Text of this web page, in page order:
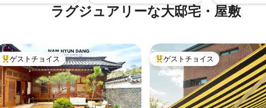
で快適に過ごすことができます
はカフェ、レストラン、コンビニ
です。活気あふれる明洞の近く
がら、宿泊先の中では同伴者と
むことができるので、ソウル旅
適な休息を望む方におすすめで
の便利さと南山の穏やかな雰囲
に感じながら滞在できる温かい
す。ソウル旅行に最適な選択肢
ラグジュアリーな大邸宅・屋敷
大好評のゲストチョイスです。
ゲストチョイス 大好評のゲストチョイスです。
ゲストチョイス